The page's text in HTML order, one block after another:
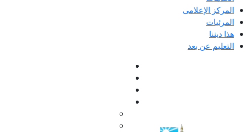
المركز الإعلامى
المرئيات
هذا ديننا
التعليم عن بعد